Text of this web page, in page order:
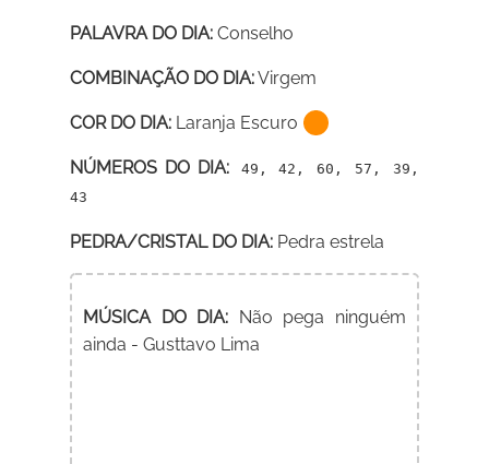
PALAVRA DO DIA: Conselho
COMBINAÇÃO DO DIA:Virgem
COR DO DIA: Laranja Escuro
NÚMEROS DO DIA:49, 42, 60, 57, 39,
43
PEDRA/CRISTAL DO DIA: Pedra estrela
MÚSICA DO DIA: Não pega ninguém
ainda - Gusttavo Lima